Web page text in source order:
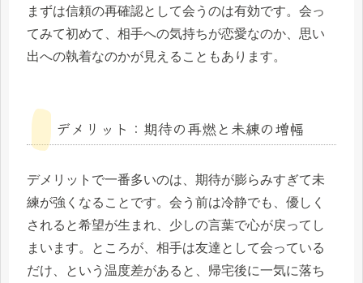
まずは信頼の再確認として会うのは有効です。会っ
てみて初めて、相手への気持ちが恋愛なのか、思い
出への執着なのかが見えることもあります。
デメリット：期待の再燃と未練の増幅
デメリットで一番多いのは、期待が膨らみすぎて未
練が強くなることです。会う前は冷静でも、優しく
されると希望が生まれ、少しの言葉で心が戻ってし
まいます。ところが、相手は友達として会っている
だけ、という温度差があると、帰宅後に一気に落ち